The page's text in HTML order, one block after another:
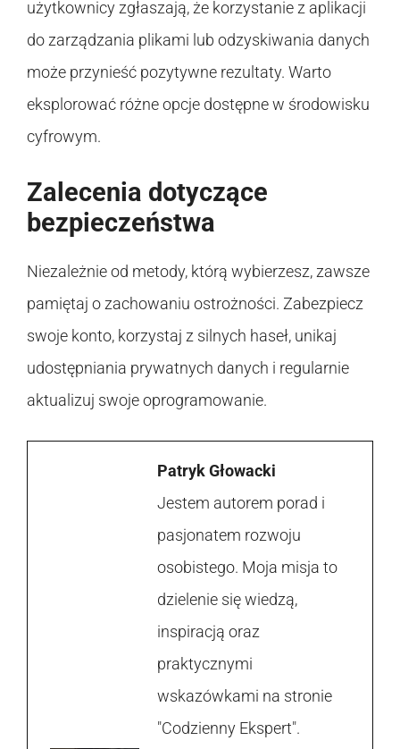
użytkownicy zgłaszają, że korzystanie z aplikacji
do zarządzania plikami lub odzyskiwania danych
może przynieść pozytywne rezultaty. Warto
eksplorować różne opcje dostępne w środowisku
cyfrowym.
Zalecenia dotyczące
bezpieczeństwa
Niezależnie od metody, którą wybierzesz, zawsze
pamiętaj o zachowaniu ostrożności. Zabezpiecz
swoje konto, korzystaj z silnych haseł, unikaj
udostępniania prywatnych danych i regularnie
aktualizuj swoje oprogramowanie.
Patryk Głowacki
Jestem autorem porad i
pasjonatem rozwoju
osobistego. Moja misja to
dzielenie się wiedzą,
inspiracją oraz
praktycznymi
wskazówkami na stronie
"Codzienny Ekspert".